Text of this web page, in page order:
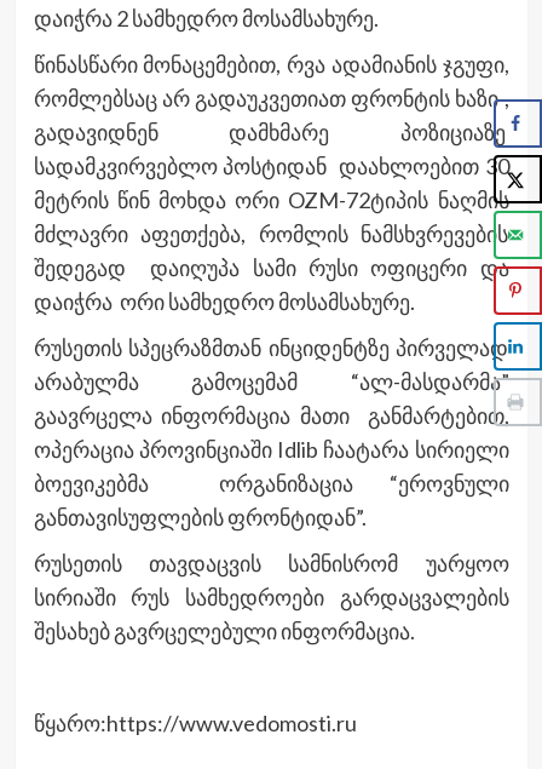
დაიჭრა 2 სამხედრო მოსამსახურე.
წინასწარი მონაცემებით, რვა ადამიანის ჯგუფი,
რომლებსაც არ გადაუკვეთიათ ფრონტის ხაზი ,
გადავიდნენ დამხმარე პოზიციაზე
სადამკვირვებლო პოსტიდან დაახლოებით 30
მეტრის წინ მოხდა ორი OZM-72ტიპის ნაღმის
მძლავრი აფეთქება, რომლის ნამსხვრევების
შედეგად დაიღუპა სამი რუსი ოფიცერი და
დაიჭრა ორი სამხედრო მოსამსახურე.
რუსეთის სპეცრაზმთან ინციდენტზე პირველად
არაბულმა გამოცემამ “ალ-მასდარმა”
გაავრცელა ინფორმაცია მათი განმარტებით,
ოპერაცია პროვინციაში Idlib ჩაატარა სირიელი
ბოევიკებმა ორგანიზაცია “ეროვნული
განთავისუფლების ფრონტიდან”.
რუსეთის თავდაცვის სამნისრომ უარყოო
სირიაში რუს სამხედროები გარდაცვალების
შესახებ გავრცელებული ინფორმაცია.
წყარო:https://www.vedomosti.ru